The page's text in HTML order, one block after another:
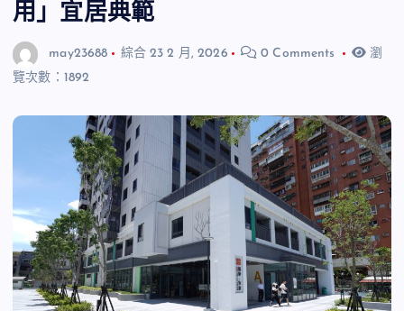
用」宜居典範
may23688 綜合 23 2 月, 2026 0 Comments
瀏
覽次數：1892